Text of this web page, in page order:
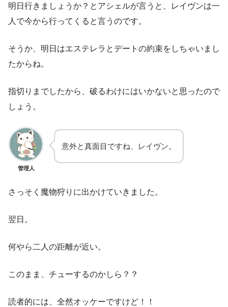
明日行きましょうか？とアシェルが言うと、レイヴンは一
人で今から行ってくると言うのです。
そうか、明日はエステレラとデートの約束をしちゃいまし
たからね。
指切りまでしたから、破るわけにはいかないと思ったので
しょう。
管理人
意外と真面目ですね、レイヴン。
さっそく魔物狩りに出かけていきました。
翌日。
何やら二人の距離が近い。
このまま、チューするのかしら？？
読者的には、全然オッケーですけど！！